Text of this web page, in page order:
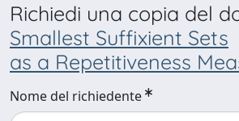
Richiedi una copia del
Smallest Suffixient Sets
as a Repetitiveness
Nome del richiedente